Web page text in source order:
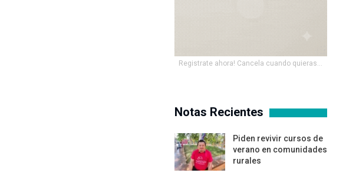
Registrate ahora! Cancela cuando quieras...
Notas Recientes
Piden revivir cursos de
verano en comunidades
rurales